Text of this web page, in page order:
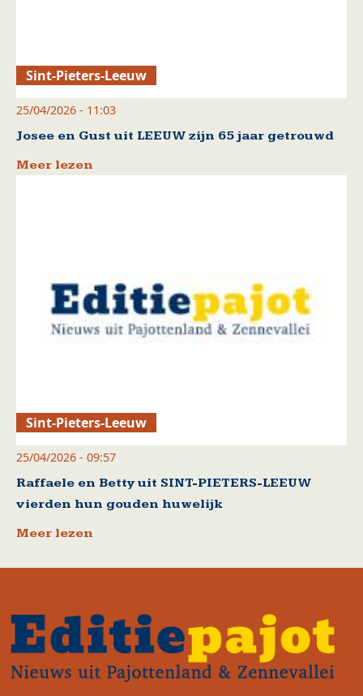
Sint-Pieters-Leeuw
25/04/2026 - 11:03
Josee en Gust uit LEEUW zijn 65 jaar getrouwd
Meer lezen
Sint-Pieters-Leeuw
25/04/2026 - 09:57
Raffaele en Betty uit SINT-PIETERS-LEEUW
vierden hun gouden huwelijk
Meer lezen